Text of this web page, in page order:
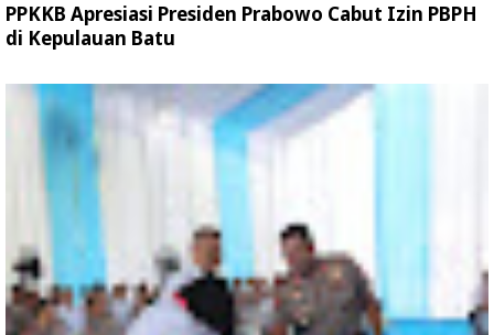
PPKKB Apresiasi Presiden Prabowo Cabut Izin PBPH
di Kepulauan Batu